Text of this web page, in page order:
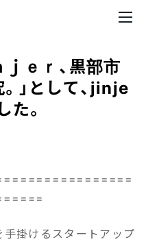
ｅｒ、黒部市
」として、jinje
。
掛けるスタートアップ